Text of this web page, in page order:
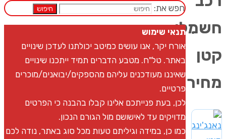
חשמלי
קטן
מחיר
חפש את: חיפוש
תנאי שימוש
אורח יקר, אנו עושים כמיטב יכולתנו לעדכן שינויים
באתר. טל"ח. מטבע הדברים תמיד ייתכנו שינויים
שאיננו מעודכנים עליהם מהספקים/יבואנים/מוכרים
פרטיים.
לכן, בעת פנייתכם אלינו קבלו בהבנה כי הפרטים
מדויקים עד לאישושם מול הגורם הנכון.
כמו כן, במידה וגיליתם טעות מכל סוג באתר, נודה לכם